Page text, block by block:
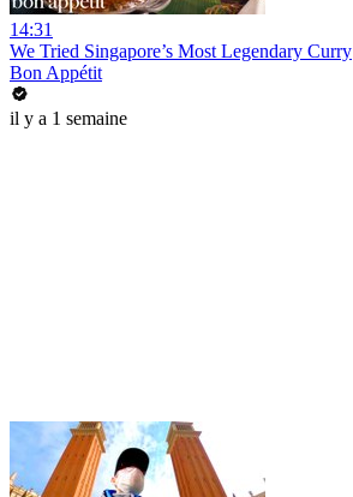
14:31
We Tried Singapore’s Most Legendary Curry
Bon Appétit
il y a 1 semaine